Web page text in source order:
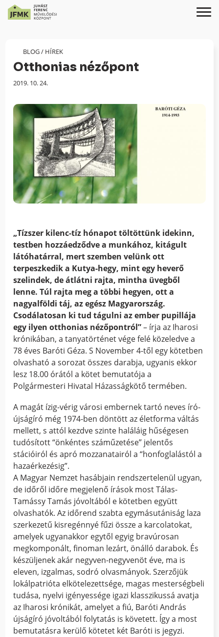
Content
navigációhoz
BLOG/ HÍREK
Otthonias nézőpont
Megjelenés
2019. 10. 24.
„Tízszer kilenc-tíz hónapot töltöttünk idekinn,
testben hozzáedződve a munkához, kitágult
látóhatárral, mert szemben velünk ott
terpeszkedik a Kutya-hegy, mint egy heverő
szelindek, de átlátni rajta, mintha üvegből
lenne. Túl rajta meg a többi hegyen, ott a
nagyalföldi táj, az egész Magyarország.
Csodálatosan ki tud tágulni az ember pupillája
egy ilyen otthonias nézőpontról”– írja az Iharosi
krónikában, a tanyatörténet vége felé közeledve a
78 éves Baróti Géza. S November 4-től egy kötetben
olvasható a sorozat összes darabja, ugyanis ekkor
lesz 18.00 órától a kötet bemutatója a
Polgármesteri Hivatal Házasságkötő termében.
A magát ízig-vérig városi embernek tartó neves író-
újságíró még 1974-ben döntött az életforma váltás
mellett, s attól kezdve szinte haláláig hűségesen
tudósított “önkéntes száműzetése” jelentős
stációiról és apró mozzanatairól a “honfoglalástól a
hazaérkezésig”.
A Magyar Nemzet hasábjain rendszertelenül ugyan,
de időről időre megjelenő írások most Tálas-
Tamássy Tamás jóvoltából e kötetben együtt
olvashatók. Az időrend szabta egymásutániság laza
szerkezetű kisregénnyé fűzi össze a karcolatokat,
amelyek ugyanakkor egytől egyig bravúrosan
megkomponált, finoman lezárt, önálló darabok. És
készüljenek akár negyven-negyvenöt éve, ma is
eleven, izgalmas, sodró olvasmányok. Szerzőjük
lokálpatrióta elkötelezettsége, magas mesterségbeli
tudása, nyelvi igényessége igazi klasszikussá avatja
az Iharosi krónikát, amelyet a fiú, Baróti András
újságíró jóvoltából folytatás is követett. Így a most
bemutatásra kerülő kötetet két Baróti is jegyzi.